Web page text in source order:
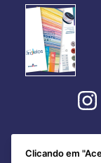
Clicando em